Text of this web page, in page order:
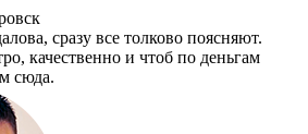
сразу все толково поясняют.
качественно и чтоб по деньгам
сюда.